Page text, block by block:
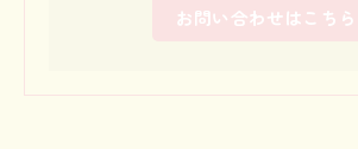
お問い合わせはこちら